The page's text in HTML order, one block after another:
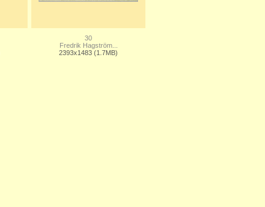
30
Fredrik Hagström...
2393x1483 (1.7MB)